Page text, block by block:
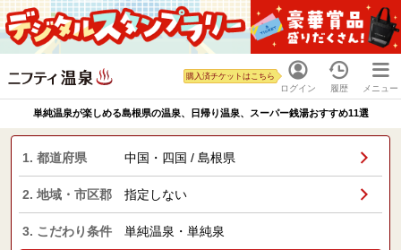
ログイン
購入済チケットはこちら
履歴 メニュー
単純温泉が楽しめる島根県の温泉、日帰り温泉、スーパー銭湯おすすめ11選
1. 都道府県 中国・四国 / 島根県
2. 地域・市区郡 指定しない
3. こだわり条件 単純温泉・単純泉